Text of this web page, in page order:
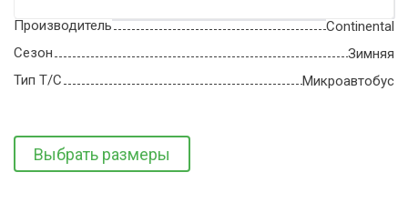
Производитель
Continental
Сезон
Зимняя
Тип Т/С
Микроавтобус
Выбрать размеры